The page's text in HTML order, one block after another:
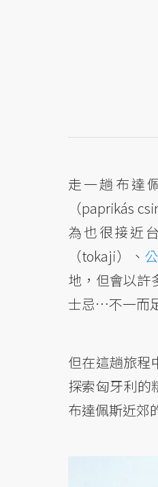
走一趟布達
（paprikás
為也很接近
（tokaji）、
地，但會以許
士忌…不一而
但在這趟旅程
探索匈牙利的
布達佩斯近郊